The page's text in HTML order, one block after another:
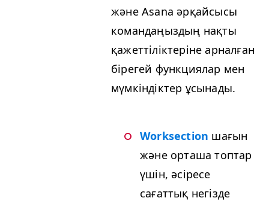
және Asana әрқайсысы
командаңыздың нақты
қажеттіліктеріне арналған
бірегей функциялар мен
мүмкіндіктер ұсынады.
Work­sec­tion шағын
және орташа топтар
үшін, әсіресе
сағаттық негізде